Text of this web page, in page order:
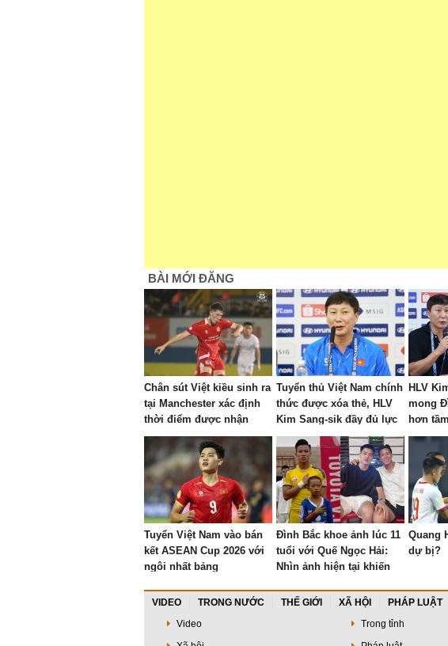
BÀI MỚI ĐĂNG
Chân sút Việt kiều sinh ra
tại Manchester xác định
thời điểm được nhận
quốc tịch Việt Nam
Tuyển thủ Việt Nam chính
thức được xóa thẻ, HLV
Kim Sang-sik đầy đủ lực
lượng đá bán kết AFF
Cup
HLV
mong
hơn
Tuyển Việt Nam vào bán
kết ASEAN Cup 2026 với
ngôi nhất bảng
Đình Bắc khoe ảnh lúc 11
tuổi với Quế Ngọc Hải:
Nhìn ảnh hiện tại khiến
quá thành công
Quang
dự bị?
VIDEO TRONG NƯỚC THẾ GIỚI XÃ HỘI PHÁP LUẬT
Video
Trong tỉnh